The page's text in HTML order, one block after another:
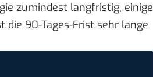
zumindest langfristig, einige
90-Tages-Frist sehr lange